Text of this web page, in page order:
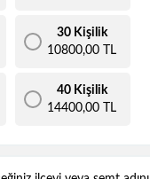
30 Kişilik
10800,00 TL
40 Kişilik
14400,00 TL